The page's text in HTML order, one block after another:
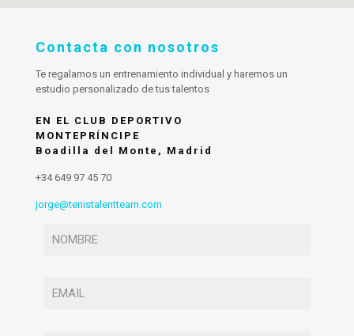
Contacta con nosotros
Te regalamos un entrenamiento individual y haremos un
estudio personalizado de tus talentos
EN EL CLUB DEPORTIVO
MONTEPRÍNCIPE
Boadilla del Monte, Madrid
+34 649 97 45 70
jorge@tenistalentteam.com